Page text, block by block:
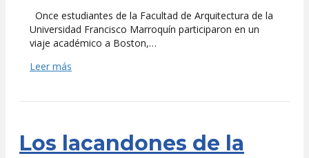
Once estudiantes de la Facultad de Arquitectura de la
Universidad Francisco Marroquín participaron en un
viaje académico a Boston,…
Leer más
Los lacandones de la